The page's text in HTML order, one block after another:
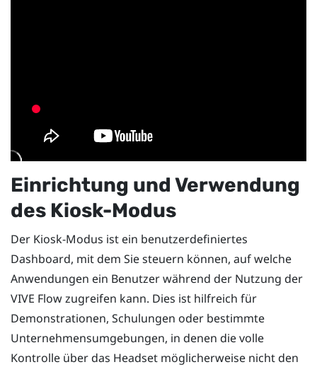
Einrichtung und Verwendung
des Kiosk-Modus
Der Kiosk-Modus ist ein benutzerdefiniertes
Dashboard, mit dem Sie steuern können, auf welche
Anwendungen ein Benutzer während der Nutzung der
VIVE Flowzugreifen kann. Dies ist hilfreich für
Demonstrationen, Schulungen oder bestimmte
Unternehmensumgebungen, in denen die volle
Kontrolle über das Headset möglicherweise nicht den